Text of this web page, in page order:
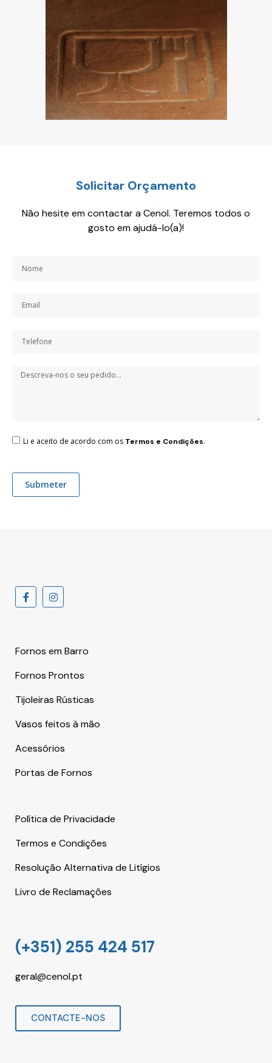
Solicitar Orçamento
Não hesite em contactar a Cenol. Teremos todos o
gosto em ajudá-lo(a)!
Li e aceito de acordo com os Termos e Condições.
Submeter
Fornos em Barro
Fornos Prontos
Tijoleiras Rústicas
Vasos feitos à mão
Acessórios
Portas de Fornos
Política de Privacidade
Termos e Condições
Resolução Alternativa de Litígios
Livro de Reclamações
(+351) 255 424 517
geral@cenol.pt
CONTACTE-NOS